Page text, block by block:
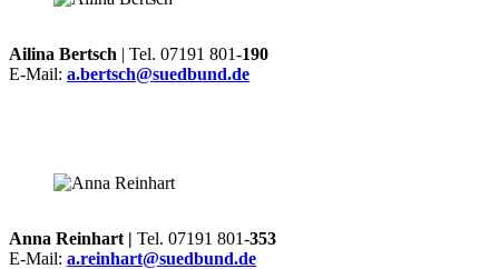
Ailina Bertsch | Tel. 07191 801-190
E-Mail: a.bertsch@suedbund.de
Anna Reinhart | Tel. 07191 801-353
E-Mail: a.reinhart@suedbund.de